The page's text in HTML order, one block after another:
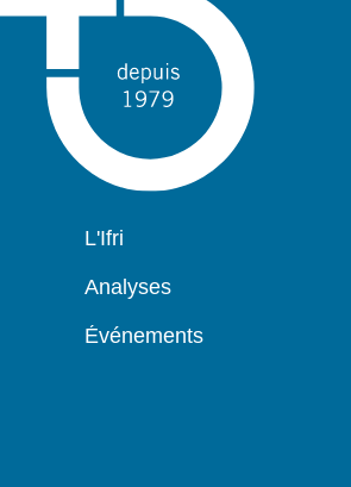
Navigation
L'Ifri
Analyses
Événements